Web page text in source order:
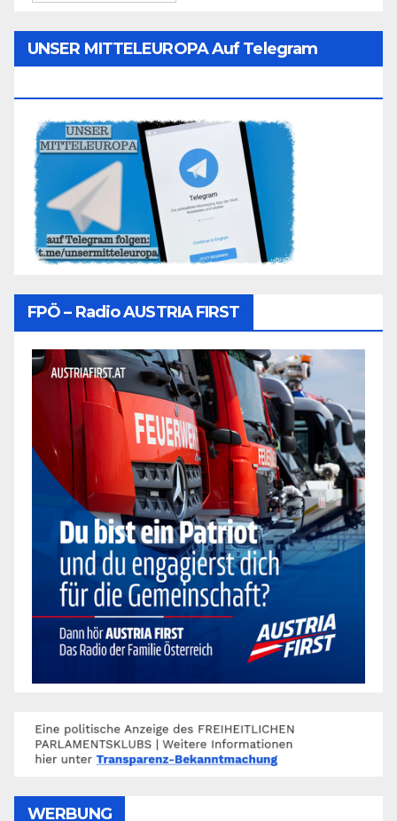
UNSER MITTELEUROPA Auf Telegram
FPÖ – Radio AUSTRIA FIRST
WERBUNG